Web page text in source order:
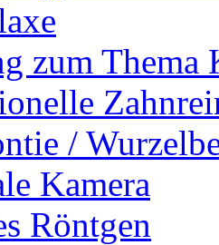
zum Thema
/
Kamera
Röntgen